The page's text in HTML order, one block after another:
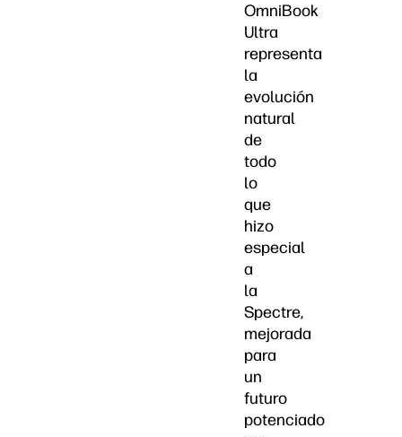
OmniBook
Ultra
representa
la
evolución
natural
de
todo
lo
que
hizo
especial
a
la
Spectre,
mejorada
para
un
futuro
potenciado